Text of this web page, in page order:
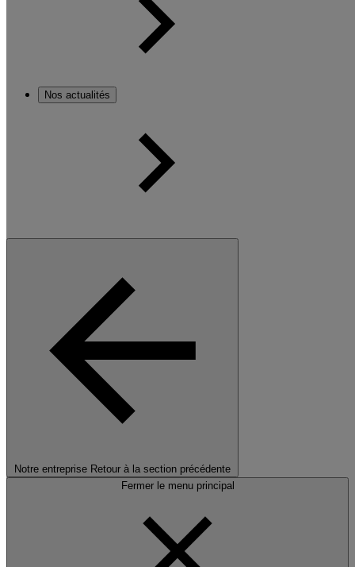
Nos actualités
Notre entreprise Retour à la section précédente
Fermer le menu principal